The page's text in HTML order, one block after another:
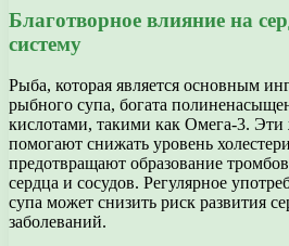
Благотворное влияние на
систему
Рыба, которая является основным
рыбного супа, богата
кислотами, такими как Омега-3.
помогают снижать уровень
предотвращают образование
сердца и сосудов. Регулярное
супа может снизить риск развития
заболеваний.